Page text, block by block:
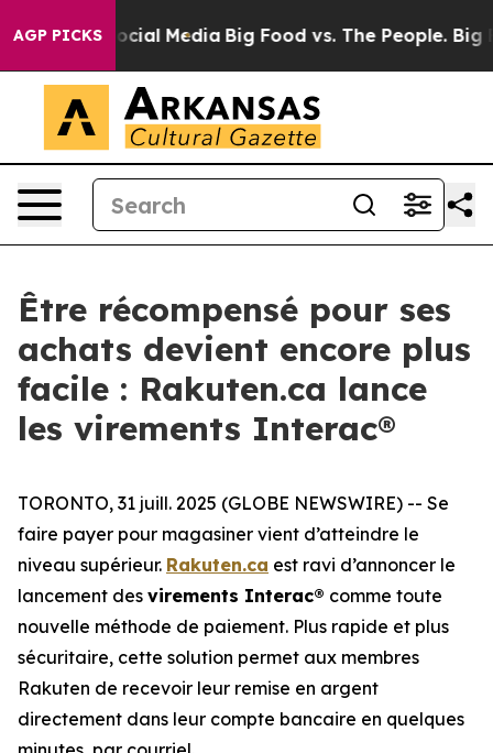
AGP PICKS
on Social Media Big Food vs. The People. Big
Être récompensé pour ses
achats devient encore plus
facile : Rakuten.ca lance
les virements Interac®
TORONTO, 31 juill. 2025 (GLOBE NEWSWIRE) -- Se
faire payer pour magasiner vient d’atteindre le
niveau supérieur. Rakuten.ca est ravi d’annoncer le
lancement des virements Interac® comme toute
nouvelle méthode de paiement. Plus rapide et plus
sécuritaire, cette solution permet aux membres
Rakuten de recevoir leur remise en argent
directement dans leur compte bancaire en quelques